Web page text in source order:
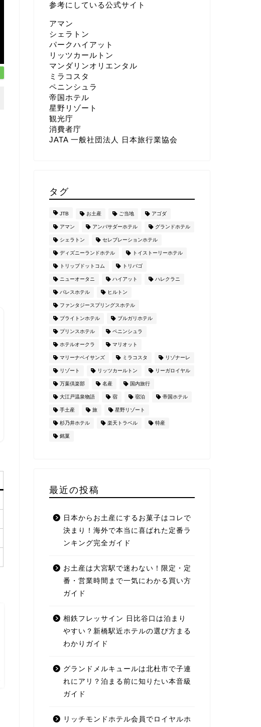
参考にしている公式サイト
アマン
シェラトン
パークハイアット
リッツカールトン
マンダリンオリエンタル
ミラコスタ
ペニンシュラ
帝国ホテル
星野リゾート
観光庁
消費者庁
JATA 一般社団法人 日本旅行業協会
タグ
JTB お土産 ご当地 アゴダ
アマン アンバサダーホテル グランドホテル
シェラトン セレブレーションホテル
ディズニーランドホテル トイストーリーホテル
トリップドットコム トリバゴ
ニューオータニ ハイアット ハレクラニ
パレスホテル ヒルトン
ファンタジースプリングスホテル
ブライトンホテル ブルガリホテル
プリンスホテル ペニンシュラ
ホテルオークラ マリオット
マリーナベイサンズ ミラコスタ リゾナーレ
リゾート リッツカールトン リーガロイヤル
万葉倶楽部 名産 国内旅行
大江戸温泉物語 宿 宿泊 帝国ホテル
手土産 旅 星野リゾート
杉乃井ホテル 楽天トラベル 特産
銘菓
最近の投稿
日本からお土産にするお菓子はコレで
決まり！海外で本当に喜ばれた定番ラ
ンキング完全ガイド
お土産は大宮駅で迷わない！限定・定
番・営業時間まで一気にわかる買い方
ガイド
相鉄フレッサイン 日比谷口は泊まり
やすい？新橋駅近ホテルの選び方まる
わかりガイド
グランドメルキュールは北杜市で子連
れにアリ？泊まる前に知りたい本音級
ガイド
リッチモンドホテル会員でロイヤルホ